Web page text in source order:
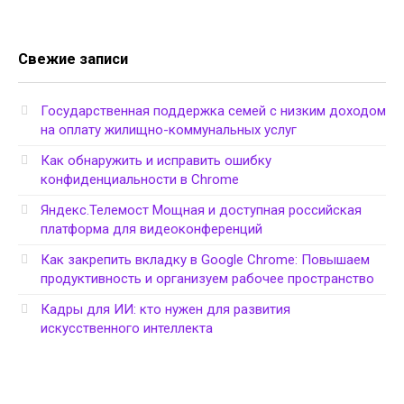
Свежие записи
Государственная поддержка семей с низким доходом
на оплату жилищно-коммунальных услуг
Как обнаружить и исправить ошибку
конфиденциальности в Chrome
Яндекс.Телемост Мощная и доступная российская
платформа для видеоконференций
Как закрепить вкладку в Google Chrome: Повышаем
продуктивность и организуем рабочее пространство
Кадры для ИИ: кто нужен для развития
искусственного интеллекта